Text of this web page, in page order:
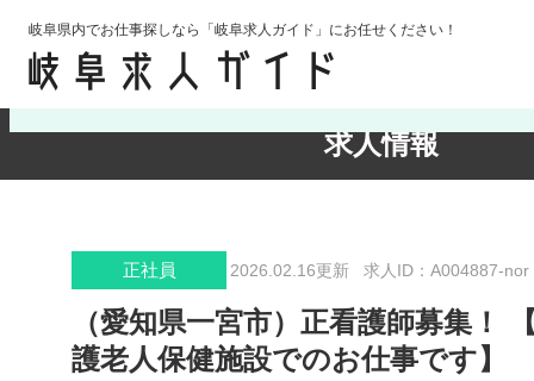
岐阜県内でお仕事探しなら「岐阜求人ガイド」にお任せください！
求人情報
検索条件の確認・変更
正社員 2026.02.16更新 求人ID：A004887-nor
（愛知県一宮市）正看護師募集！
護老人保健施設でのお仕事です】